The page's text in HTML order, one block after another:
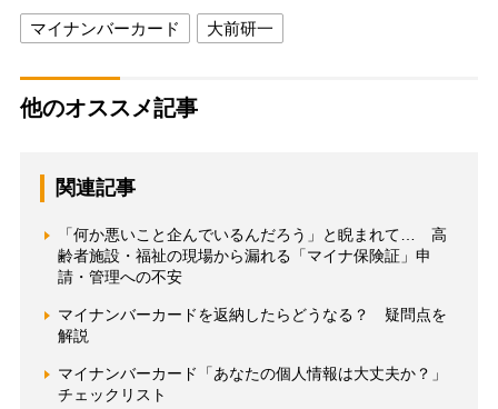
マイナンバーカード 大前研一
他のオススメ記事
関連記事
「何か悪いこと企んでいるんだろう」と睨まれて… 高
齢者施設・福祉の現場から漏れる「マイナ保険証」申
請・管理への不安
マイナンバーカードを返納したらどうなる？ 疑問点を
解説
マイナンバーカード「あなたの個人情報は大丈夫か？」
チェックリスト